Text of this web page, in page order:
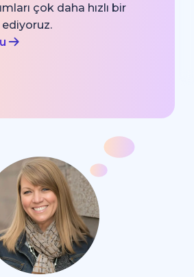
çok daha hızlı bir